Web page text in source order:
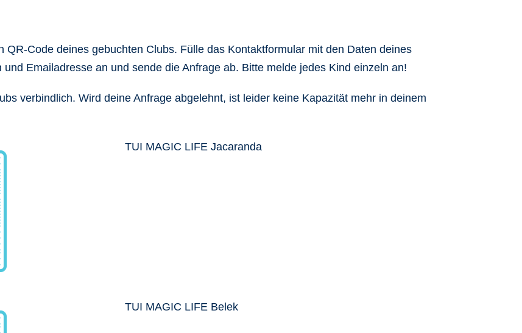
QR-Code deines gebuchten Clubs. Fülle das Kontaktformular mit den Daten deines
Emailadresse an und sende die Anfrage ab. Bitte melde jedes Kind einzeln an!
verbindlich. Wird deine Anfrage abgelehnt, ist leider keine Kapazität mehr in deinem
TUI MAGIC LIFE Jacaranda
TUI MAGIC LIFE Belek